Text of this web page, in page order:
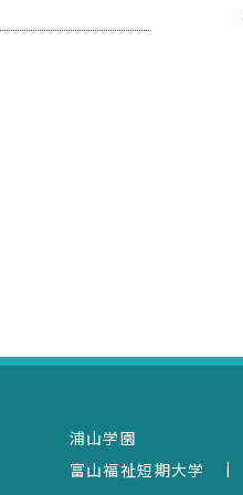
浦山学園
富山福祉短期大学
|